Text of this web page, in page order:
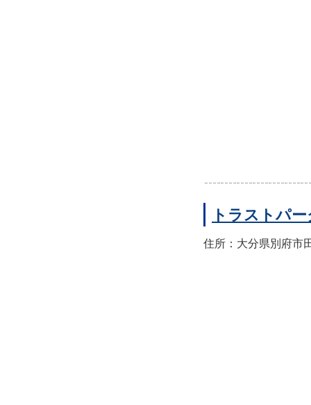
トラストパ
住所：大分県別府市